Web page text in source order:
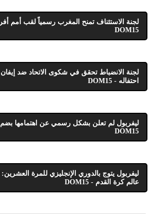
DOM15
لجنة الانضباط تحقق في شكوى الاتحاد ضد
احتفاله - DOM15
ليفربول لم تعلن بشكل رسمي عن اهتمامها
DOM15
ليفربول يتوج بالدوري الإنجليزي للمرة
عالم كرة القدم - DOM15